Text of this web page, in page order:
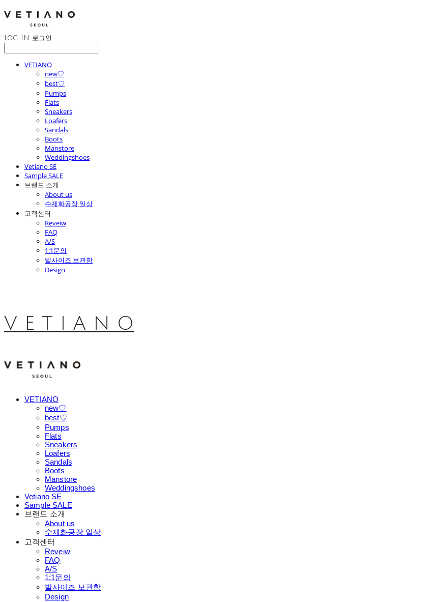
LOG IN 로그인
VETIANO
new♡
best♡
Pumps
Flats
Sneakers
Loafers
Sandals
Boots
Manstore
Weddingshoes
Vetiano SE
Sample SALE
브랜드 소개
About us
수제화공장 일상
고객센터
Reveiw
FAQ
A/S
1:1문의
발사이즈 보관함
Design
V E T I A N O
VETIANO
new♡
best♡
Pumps
Flats
Sneakers
Loafers
Sandals
Boots
Manstore
Weddingshoes
Vetiano SE
Sample SALE
브랜드 소개
About us
수제화공장 일상
고객센터
Reveiw
FAQ
A/S
1:1문의
발사이즈 보관함
Design